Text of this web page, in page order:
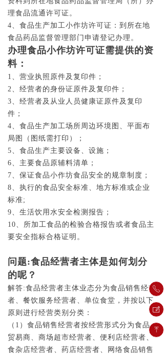
理食品流通许可证。
4、食品生产加工小作坊许可证：到所在地
食品药品监督管理部门申请登记办理。
办理食品小作坊许可证需提供的资
料：
1、营业执照原件及复印件；
2、经营者的身份证原件及复印件；
3、经营者及从业人员健康证原件及复印
件；
4、食品生产加工场所周边环境图、平面布
局图（图纸需打印）；
5、食品生产主要设备、设施；
6、主要食品原辅料清单；
7、保证食品小作坊食品安全的规章制度；
8、执行的食品安全标准、地方标准或企业
标准;
9、生活饮用水安全检测报告；
10、所加工食品的检验合格报告或者食品主
要安全指标合格证明。
问题:食品经营者主体是如何划分
的呢？
解答:食品经营者主体业态分为食品销售经营
者、餐饮服务经营者、单位食堂，并按以下
原则进行经营类别分类：
（1）食品销售经营者按经营形式分为食品
贸易商、商场超市经营者、便利店经营者、
食杂店经营者、药店经营者、网络食品销售
ꂅ
ꁸ
ꂐ